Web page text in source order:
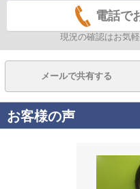
電話で
現況の確認はお気
メールで共有する
お客様の声